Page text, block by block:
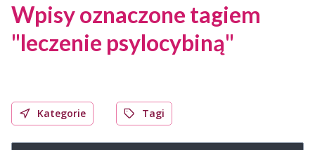
Wpisy oznaczone tagiem
"leczenie psylocybiną"
Kategorie Tagi